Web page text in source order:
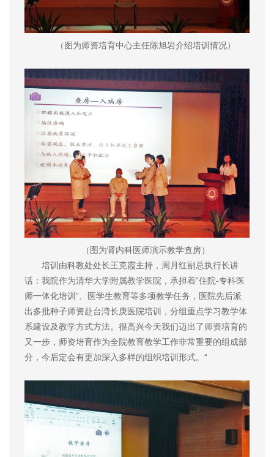
（图为师资培育中心主任陈旭岩介绍培训情况）
（图为肾内科医师演示教学查房）
培训由科教处处长王克霞主持，周月红副总执行长讲
话：我院作为清华大学附属教学医院，承担着”住院-专科医
师一体化培训”、医学生教育等多项教学任务，医院先后派
出多批种子师资赴台湾长庚医院培训，分组重点学习教学体
系建设及教学方式方法。很高兴今天我们迈出了师资培育的
又一步，师资培育作为全院教育教学工作非常重要的组成部
分，今后定会有更加深入多样的组织培训形式。“